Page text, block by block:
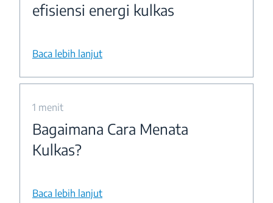
efisiensi energi kulkas
Baca lebih lanjut
1 menit
Bagaimana Cara Menata
Kulkas?
Baca lebih lanjut